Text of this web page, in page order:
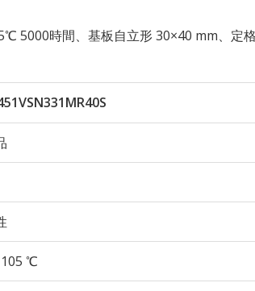
5000時間、基板自立形 30×40 mm、定
℃